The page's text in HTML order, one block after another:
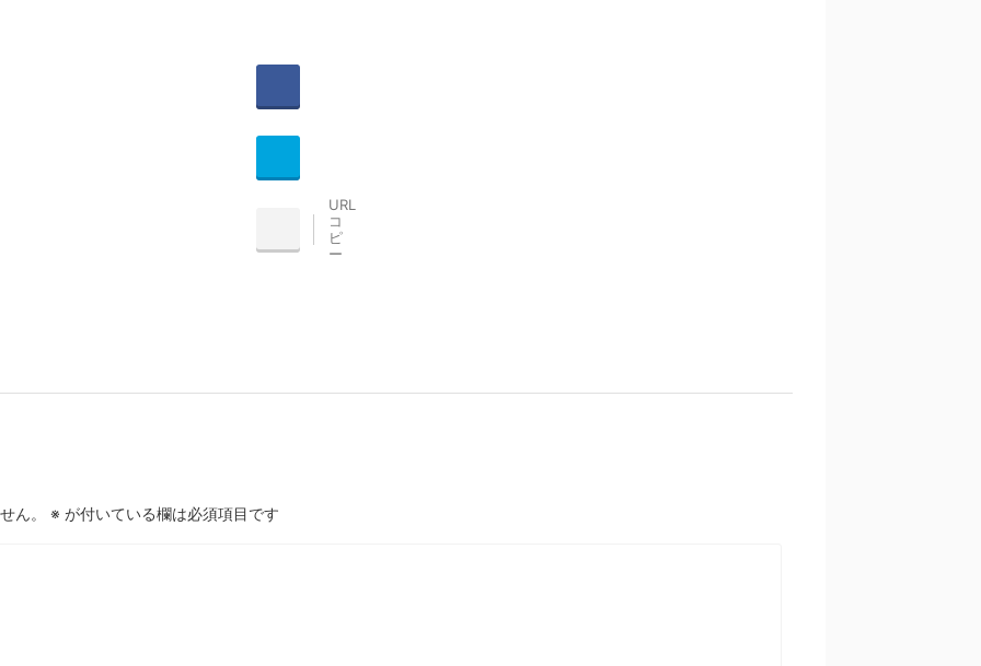
URL
コ
ピ
ー
ん。 ※ が付いている欄は必須項目です